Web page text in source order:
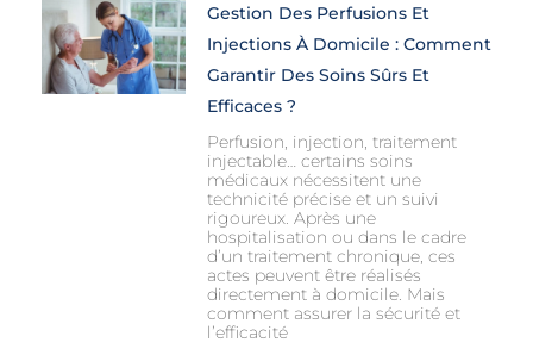
Gestion Des Perfusions Et
Injections À Domicile : Comment
Garantir Des Soins Sûrs Et
Efficaces ?
Perfusion, injection, traitement
injectable… certains soins
médicaux nécessitent une
technicité précise et un suivi
rigoureux. Après une
hospitalisation ou dans le cadre
d’un traitement chronique, ces
actes peuvent être réalisés
directement à domicile. Mais
comment assurer la sécurité et
l’efficacité